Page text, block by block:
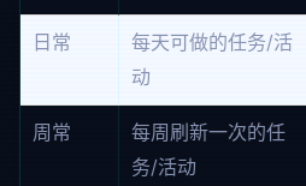
日常
每天可做的任务/活
动
周常
每周刷新一次的任
务/活动